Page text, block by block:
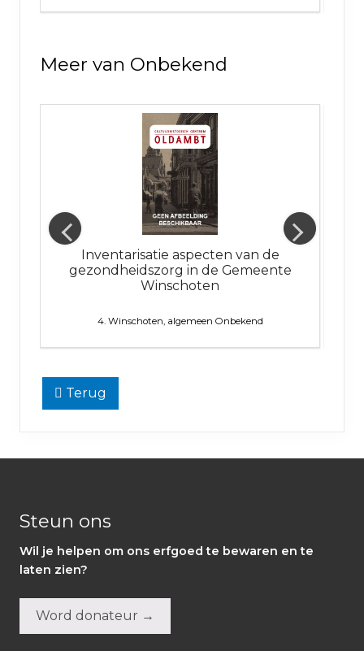
Meer van Onbekend
Inventarisatie aspecten van de
gezondheidszorg in de Gemeente
Winschoten
4. Winschoten, algemeen Onbekend
Terug
Steun ons
Wil je helpen om ons erfgoed te bewaren en te
laten zien?
Word donateur →